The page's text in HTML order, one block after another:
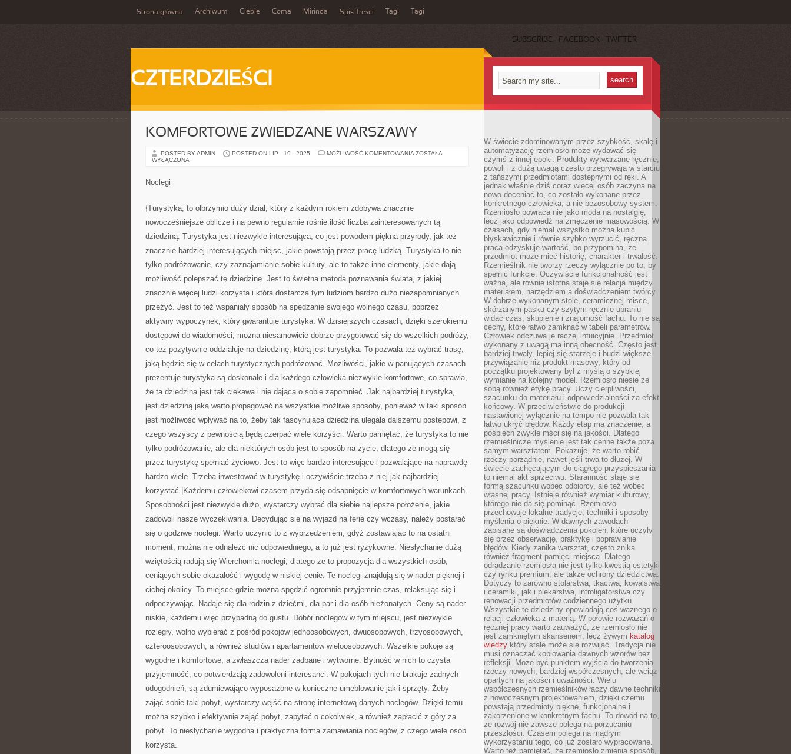
Strona główna Archiwum Ciebie Coma Mirinda Spis Treści Tagi Tagi
SUBSCRIBE FACEBOOK TWITTER
CZTERDZIEŚCI
KOMFORTOWE ZWIEDZANE WARSZAWY
POSTED BY ADMIN POSTED ON LIP - 19 - 2025 MOŻLIWOŚĆ KOMENTOWANIA KOMFORTOWE
ZOSTAŁA
WYŁĄCZONA
Noclegi
{Turystyka, to olbrzymio duży dział, który z każdym rokiem zdobywa znacznie
nowocześniejsze oblicze i na pewno regularnie rośnie ilość liczba zainteresowanych tą
dziedziną. Turystyka jest niezwykle interesująca, co jest powodem piękna przyrody, jak też
znacznie bardziej interesujących miejsc, jakie powstają przez pracę ludzką. Turystyka to nie
tylko podróżowanie, czy zaznajamianie sobie kultury, ale to także inne elementy, jakie dają
możliwość polepszać tę dziedzinę. Jest to świetna metoda poznawania świata, z jakiej
znacznie więcej ludzi korzysta i która dostarcza tym ludziom bardzo dużo niezapomnianych
przeżyć. Jest to też wspaniały sposób na spędzanie swojego wolnego czasu, poprzez
aktywny wypoczynek, który gwarantuje turystyka. W dzisiejszych czasach, dzięki szerokiemu
dostępowi do wiadomości, można niesamowicie dobrze przygotować się do wszelkich podróży,
co też pozytywnie oddziałuje na dziedzinę, którą jest turystyka. To pozwala też wybrać trasę,
jaką będzie się w celach turystycznych podróżować. Możliwości, jakie w panujących czasach
prezentuje turystyka są doskonałe i dla każdego człowieka niezwykle komfortowe, co sprawia,
że ta dziedzina jest tak ciekawa i nie dająca o sobie zapomnieć. Jak najbardziej turystyka,
jest dziedziną jaką warto propagować na wszystkie możliwe sposoby, ponieważ w taki sposób
jest możliwość wpływać na to, żeby tak fascynująca dziedzina ulegała dalszemu postępowi, z
czego wszyscy z pewnością będą czerpać wiele korzyści. Warto pamiętać, że turystyka to nie
tylko podróżowanie, ale dla niektórych osób jest to sposób na życie, dlatego że mogą się
przez turystykę spełniać życiowo. Jest to więc bardzo interesujące i pozwalające na naprawdę
bardzo wiele. Trzeba inwestować w turystykę i oczywiście trzeba z niej jak najbardziej
korzystać.|Każdemu człowiekowi czasem przyda się odsapnięcie w komfortowych warunkach.
Sposobności jest niezwykle dużo, wystarczy wybrać dla siebie najlepsze położenie, jakie
zadowoli nasze wyczekiwania. Decydując się na wyjazd na ferie czy wczasy, należy postarać
się o godziwe noclegi. Warto uczynić to z wyprzedzeniem, gdyż zostawiając to na ostatni
moment, można nie odnaleźć nic odpowiedniego, a to już jest ryzykowne. Niesłychanie dużą
wziętością radują się Wierchomla noclegi, dlatego że to propozycja dla wszystkich osób,
ceniących sobie okazałość i wygodę w niskiej cenie. Te noclegi znajdują się w nader pięknej i
cichej okolicy. To miejsce gdzie można spędzić ogromnie przyjemnie czas, relaksując się i
odpoczywając. Nadaje się dla rodzin z dziećmi, dla par i dla osób nieżonatych. Ceny są nader
niskie, każdemu więc przypadną do gustu. Dobór noclegów w tym miejscu, jest niezwykle
rozległy, wolno wybierać z pośród pokojów jednoosobowych, dwuosobowych, trzyosobowych,
czteroosobowych, a również studiów i apartamentów wieloosobowych. Wszelkie pokoje są
wygodne i komfortowe, a zwłaszcza nader zadbane i wytworne. Bytność w nich to czysta
przyjemność, co potwierdzają zadowoleni interesanci. W pokojach tych nie brakuje żadnych
udogodnień, są zdumiewająco wyposażone w konieczne umeblowanie jak i sprzęty. Żeby
zająć sobie taki pobyt, wystarczy wejść na stronę internetową danych noclegów. Dzięki temu
można szybko i efektywnie zająć pobyt, zapytać o cokolwiek, a również zapłacić z góry za
pobyt. To niesłychanie wygodna i praktyczna forma zamawiania noclegów, z czego wiele osób
korzysta.
W świecie zdominowanym przez szybkość, skalę i
automatyzację rzemiosło może wydawać się
czymś z innej epoki. Produkty wytwarzane ręcznie,
powoli i z dużą uwagą często przegrywają w starciu
z tańszymi przedmiotami dostępnymi od ręki. A
jednak właśnie dziś coraz więcej osób zaczyna na
nowo doceniać to, co zostało wykonane przez
konkretnego człowieka, a nie bezosobowy system.
Rzemiosło powraca nie jako moda na nostalgię,
lecz jako odpowiedź na zmęczenie masowością. W
czasach, gdy niemal wszystko można kupić
błyskawicznie i równie szybko wyrzucić, ręczna
praca odzyskuje wartość, bo przypomina, że
przedmiot może mieć historię, charakter i trwałość.
Rzemieślnik nie tworzy rzeczy wyłącznie po to, by
spełnić funkcję. Oczywiście funkcjonalność jest
ważna, ale równie istotna staje się relacja między
materiałem, narzędziem a doświadczeniem twórcy.
W dobrze wykonanym stole, ceramicznej misce,
skórzanym pasku czy szytym ręcznie ubraniu
widać czas, skupienie i znajomość fachu. To nie są
cechy, które łatwo zamknąć w tabeli parametrów.
Człowiek odczuwa je raczej intuicyjnie. Przedmiot
wykonany z uwagą ma inną obecność. Często jest
bardziej trwały, lepiej się starzeje i budzi większe
przywiązanie niż produkt masowy, który od
początku projektowany był z myślą o szybkiej
wymianie na kolejny model. Rzemiosło niesie ze
sobą również etykę pracy. Uczy cierpliwości,
szacunku do materiału i odpowiedzialności za efekt
końcowy. W przeciwieństwie do produkcji
nastawionej wyłącznie na tempo nie pozwala tak
łatwo ukryć błędów. Każdy etap ma znaczenie, a
pośpiech zwykle mści się na jakości. Dlatego
rzemieślnicze myślenie jest tak cenne także poza
samym warsztatem. Pokazuje, że warto robić
rzeczy porządnie, nawet jeśli trwa to dłużej. W
świecie zachęcającym do ciągłego przyspieszania
to niemal akt sprzeciwu. Staranność staje się
formą szacunku wobec odbiorcy, ale też wobec
własnej pracy. Istnieje również wymiar kulturowy,
którego nie da się pominąć. Rzemiosło
przechowuje lokalne tradycje, techniki i sposoby
myślenia o pięknie. W dawnych zawodach
zapisane są doświadczenia pokoleń, które uczyły
się przez obserwację, praktykę i poprawianie
błędów. Kiedy zanika warsztat, często znika
również fragment pamięci miejsca. Dlatego
odradzanie rzemiosła nie jest tylko kwestią estetyki
czy rynku premium, ale także ochrony dziedzictwa.
Dotyczy to zarówno stolarstwa, tkactwa, kowalstwa
i ceramiki, jak i piekarstwa, introligatorstwa czy
renowacji przedmiotów codziennego użytku.
Wszystkie te dziedziny opowiadają coś ważnego o
relacji człowieka z materią. W połowie rozważań o
ręcznej pracy warto zauważyć, że rzemiosło nie
jest zamkniętym skansenem, lecz żywym katalog
wiedzy który stale może się rozwijać. Tradycja nie
musi oznaczać kopiowania dawnych wzorów bez
refleksji. Może być punktem wyjścia do tworzenia
rzeczy nowych, bardziej współczesnych, ale wciąż
opartych na jakości i uważności. Wielu
współczesnych rzemieślników łączy dawne techniki
z nowoczesnym projektowaniem, dzięki czemu
powstają przedmioty piękne, funkcjonalne i
zakorzenione w konkretnym fachu. To dowód na to,
że rozwój nie zawsze polega na porzucaniu
przeszłości. Czasem polega na mądrym
wykorzystaniu tego, co już zostało wypracowane.
Warto też pamiętać, że rzemiosło zmienia sposób,